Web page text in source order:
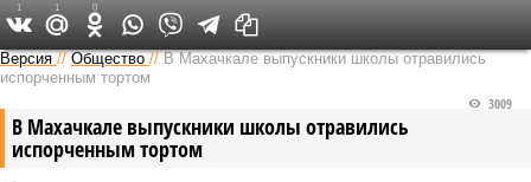
Версия на Кавказе
Версия //Общество //В Махачкале выпускники школы отравились
испорченным тортом
В Махачкале выпускники школы отравились
испорченным тортом
3009
1 1 0